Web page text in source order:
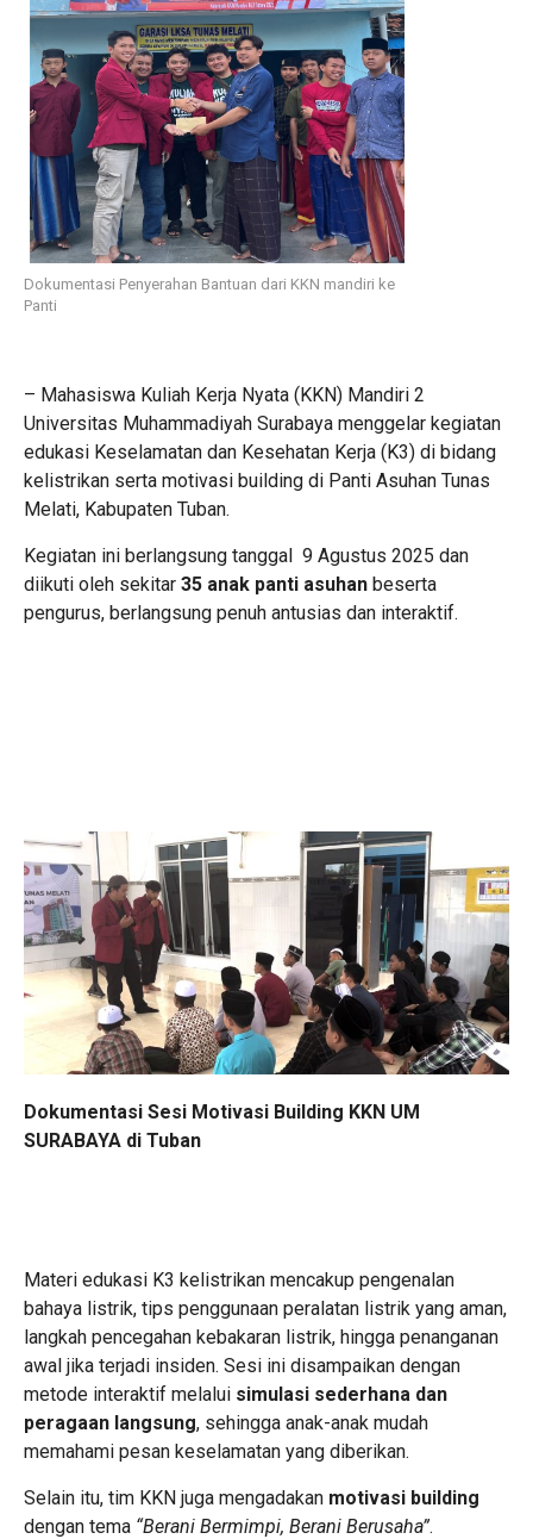
Dokumentasi Penyerahan Bantuan dari KKN mandiri ke
Panti
– Mahasiswa Kuliah Kerja Nyata (KKN) Mandiri 2
Universitas Muhammadiyah Surabaya menggelar kegiatan
edukasi Keselamatan dan Kesehatan Kerja (K3) di bidang
kelistrikan serta motivasi building di Panti Asuhan Tunas
Melati, Kabupaten Tuban.
Kegiatan ini berlangsung tanggal 9 Agustus 2025 dan
diikuti oleh sekitar 35 anak panti asuhan beserta
pengurus, berlangsung penuh antusias dan interaktif.
Dokumentasi Sesi Motivasi Building KKN UM
SURABAYA di Tuban
Materi edukasi K3 kelistrikan mencakup pengenalan
bahaya listrik, tips penggunaan peralatan listrik yang aman,
langkah pencegahan kebakaran listrik, hingga penanganan
awal jika terjadi insiden. Sesi ini disampaikan dengan
metode interaktif melalui simulasi sederhana dan
peragaan langsung, sehingga anak-anak mudah
memahami pesan keselamatan yang diberikan.
Selain itu, tim KKN juga mengadakan motivasi building
dengan tema “Berani Bermimpi, Berani Berusaha”.